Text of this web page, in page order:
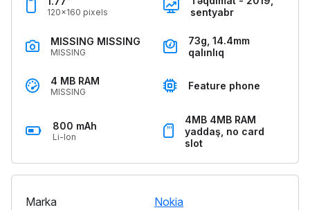
120x160 pixels
sentyabr
MISSING MISSING
MISSING
73g, 14.4mm
qalınlıq
4 MB RAM
MISSING Feature phone
800 mAh
Li-Ion
4MB 4MB RAM
yaddaş, no card
slot
Marka
Nokia